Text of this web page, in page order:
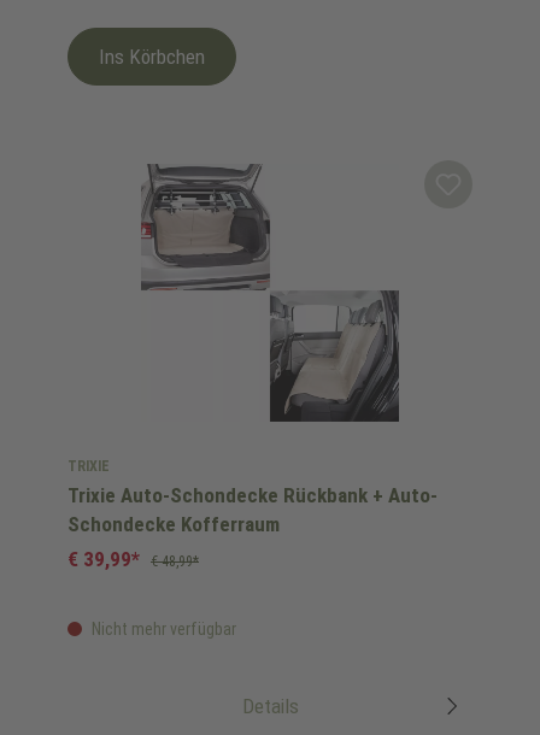
Ins Körbchen
TRIXIE
Trixie Auto-Schondecke Rückbank + Auto-
Schondecke Kofferraum
Nicht mehr verfügbar
€ 39,99* € 48,99*
Details